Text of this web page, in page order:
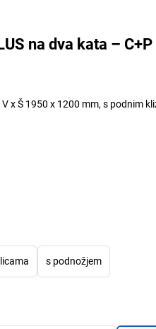
na dva kata – C+P
x Š 1950 x 1200 mm, s podnim
s podnožjem